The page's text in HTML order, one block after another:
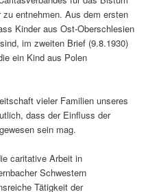
entnehmen. Aus dem ersten
Kinder aus Ost-Oberschlesien
im zweiten Brief (9.8.1930)
ein Kind aus Polen
vieler Familien unseres
dass der Einfluss der
sein mag.
caritative Arbeit in
Schwestern
Tätigkeit der